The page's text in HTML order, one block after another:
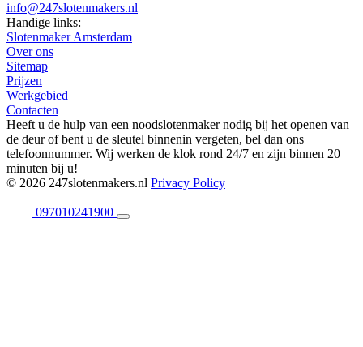
info@247slotenmakers.nl
Handige links:
Slotenmaker Amsterdam
Over ons
Sitemap
Prijzen
Werkgebied
Contacten
Heeft u de hulp van een noodslotenmaker nodig bij het openen van
de deur of bent u de sleutel binnenin vergeten, bel dan ons
telefoonnummer. Wij werken de klok rond 24/7 en zijn binnen 20
minuten bij u!
© 2026 247slotenmakers.nl Privacy Policy
097010241900